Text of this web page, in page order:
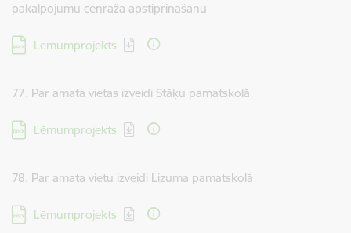
pakalpojumu cenrāža apstiprināšanu
Lejupielādēt:
Lēmumprojekts
77. Par amata vietas izveidi Stāķu pamatskolā
Lejupielādēt:
Lēmumprojekts
78. Par amata vietu izveidi Lizuma pamatskolā
Lejupielādēt:
Lēmumprojekts